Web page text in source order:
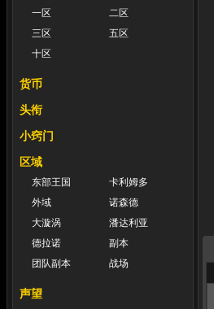
一区
二区
三区
五区
十区
货币
头衔
小窍门
区域
东部王国
卡利姆多
外域
诺森德
大漩涡
潘达利亚
德拉诺
副本
团队副本
战场
声望